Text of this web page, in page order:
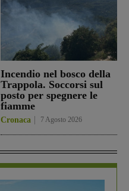
Incendio nel bosco della
Trappola. Soccorsi sul
posto per spegnere le
fiamme
Cronaca 7 Agosto 2026